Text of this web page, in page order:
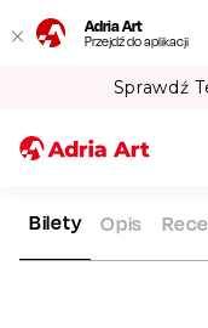
Adria Art
Przejdź do aplikacji
Gipsy
ADRIA ART
Bilety Opis